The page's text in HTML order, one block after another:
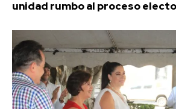
unidad rumbo al proceso